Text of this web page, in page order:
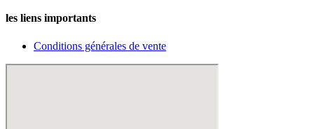
les liens importants
Conditions générales de vente